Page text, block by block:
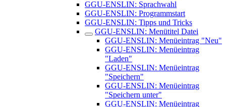
GGU-ENSLIN: Sprachwahl
GGU-ENSLIN: Programmstart
GGU-ENSLIN: Tipps und Tricks
GGU-ENSLIN: Menütitel Datei
GGU-ENSLIN: Menüeintrag "Neu"
GGU-ENSLIN: Menüeintrag
"Laden"
GGU-ENSLIN: Menüeintrag
"Speichern"
GGU-ENSLIN: Menüeintrag
"Speichern unter"
GGU-ENSLIN: Menüeintrag